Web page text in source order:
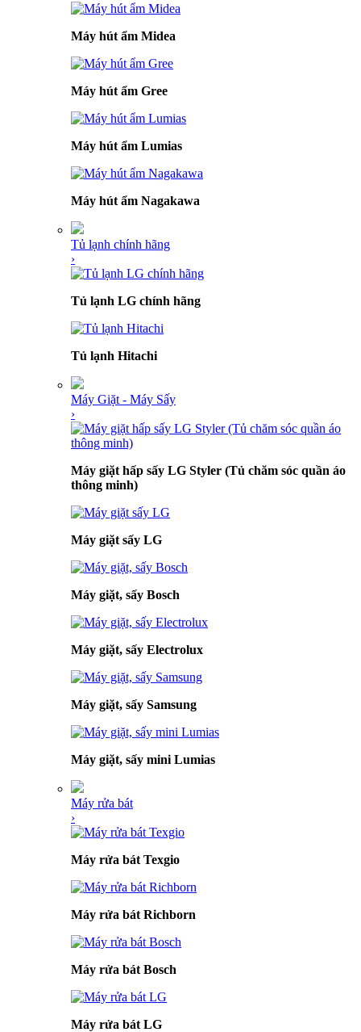
Máy hút ẩm Midea
Máy hút ẩm Gree
Máy hút ẩm Lumias
Máy hút ẩm Nagakawa
Tủ lạnh chính hãng
›
Tủ lạnh LG chính hãng
Tủ lạnh Hitachi
Máy Giặt - Máy Sấy
›
Máy giặt hấp sấy LG Styler (Tủ chăm sóc quần áo
thông minh)
Máy giặt sấy LG
Máy giặt, sấy Bosch
Máy giặt, sấy Electrolux
Máy giặt, sấy Samsung
Máy giặt, sấy mini Lumias
Máy rửa bát
›
Máy rửa bát Texgio
Máy rửa bát Richborn
Máy rửa bát Bosch
Máy rửa bát LG